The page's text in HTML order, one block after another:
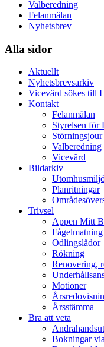
Valberedning
Felanmälan
Nyhetsbrev
Alla sidor
Aktuellt
Nyhetsbrevsarkiv
Vicevärd sökes till
Kontakt
Felanmälan
Styrelsen för
Störningsjour
Valberedning
Vicevärd
Bildarkiv
Planritningar
Trivsel
Appen Mitt
Fågelmatning
Odlingslådor
Rökning
Renovering,
Motioner
Årsstämma
Bra att veta
Bokningar